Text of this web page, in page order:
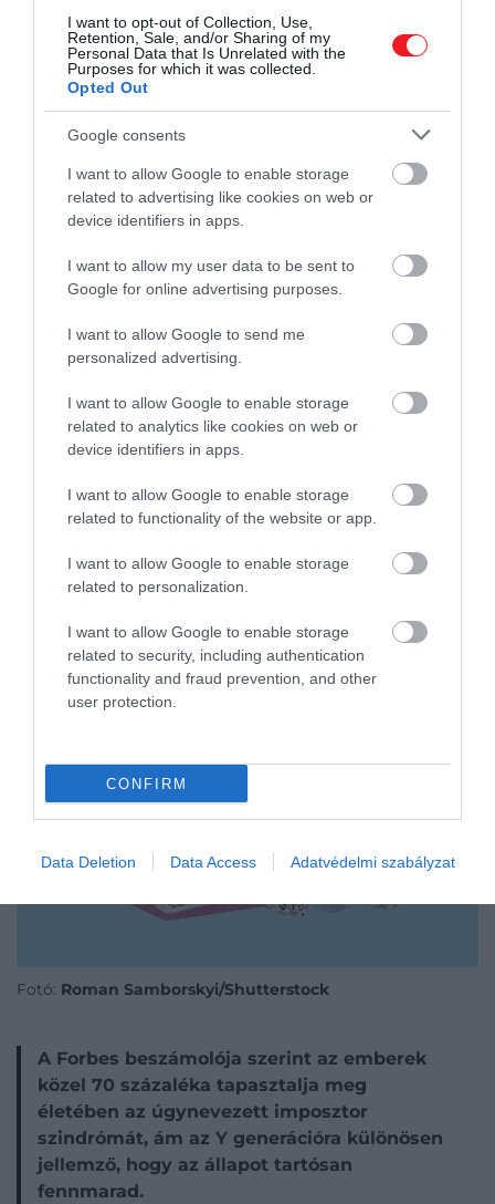
I want to opt-out of Collection, Use,
Retention, Sale, and/or Sharing of my
Personal Data that Is Unrelated with the
Purposes for which it was collected.
Opted Out
Google consents
I want to allow Google to enable storage
related to advertising like cookies on web or
device identifiers in apps.
I want to allow my user data to be sent to
Google for online advertising purposes.
I want to allow Google to send me
personalized advertising.
I want to allow Google to enable storage
related to analytics like cookies on web or
device identifiers in apps.
I want to allow Google to enable storage
related to functionality of the website or app.
I want to allow Google to enable storage
related to personalization.
I want to allow Google to enable storage
related to security, including authentication
functionality and fraud prevention, and other
user protection.
CONFIRM
Data Deletion Data Access Adatvédelmi szabályzat
hogy minden korosztálynak megvannak
azok a sajátosságai, amik szorongást
okozhatnak. Gondoljunk csak a Z
generációra: ha nem érkezik elég lájk egy
Instagram-fotóra, az egy hatalmas csapás
lehet az önbecsülésükön, miközben az
idősebbeket ez nem, vagy nem annyira
érinti.
Túlteljesítünk, mert félünk a lebukástól
A szorongás pedig nem marad következmények
nélkül. A mindennapokban gyakran jelentkezik
állandó fáradtság, mintha soha nem tudnánk igazán
kipihenni magunkat, az elalvás küzdelemmé válik,
hiszen a fejünkben ott zakatolnak a meg nem
összehasonlítások. Sokakban kialakul a folyamatos
önbizalomhiány: bármit érünk is el, rögtön ott a
gondolat, hogy más már többre jutott ennyi idősen
– ezért okoznak gyakran komoly stresszt a
különböző osztálytalálkozók.
Fotó: Roman Samborskyi/Shutterstock
A Forbes beszámolója szerint az emberek
közel 70 százaléka tapasztalja meg
életében az úgynevezett imposztor
szindrómát, ám az Y generációra különösen
jellemző, hogy az állapot tartósan
fennmarad.